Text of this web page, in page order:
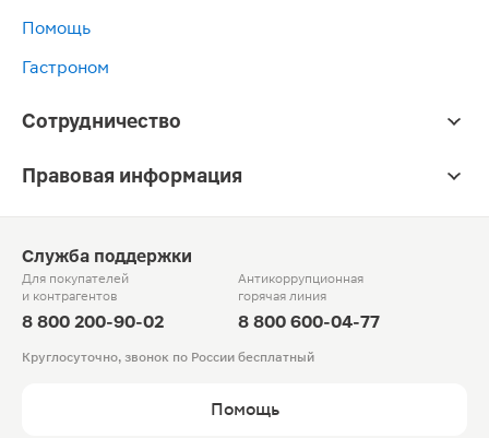
Помощь
Гастроном
Сотрудничество
Правовая информация
Служба поддержки
Для покупателей
и контрагентов
8 800 200-90-02
Антикоррупционная
горячая линия
8 800 600-04-77
Круглосуточно, звонок по России бесплатный
Помощь